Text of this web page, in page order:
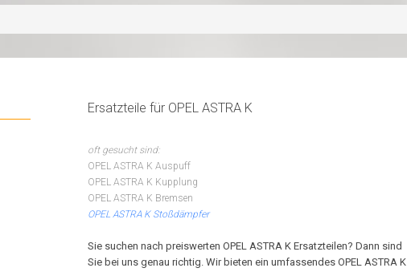
Ersatzteile für OPEL ASTRA K
oft gesucht sind:
OPEL ASTRA K Auspuff
OPEL ASTRA K Kupplung
OPEL ASTRA K Bremsen
OPEL ASTRA K Stoßdämpfer
Sie suchen nach preiswerten OPEL ASTRA K Ersatzteilen? Dann sind
Sie bei uns genau richtig. Wir bieten ein umfassendes OPEL ASTRA K